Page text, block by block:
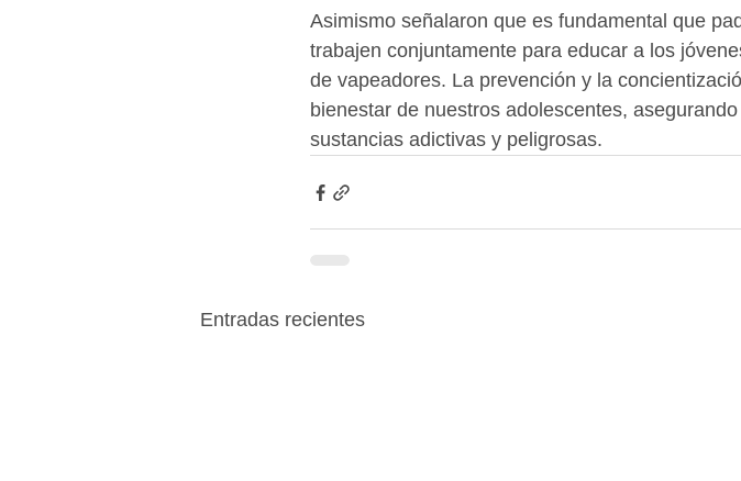
Asimismo señalaron que es fundamental que
trabajen conjuntamente para educar a los
de vapeadores. La prevención y la
bienestar de nuestros adolescentes,
sustancias adictivas y peligrosas.
Entradas recientes